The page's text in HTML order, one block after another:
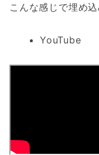
こんな感じで埋め
YouTube